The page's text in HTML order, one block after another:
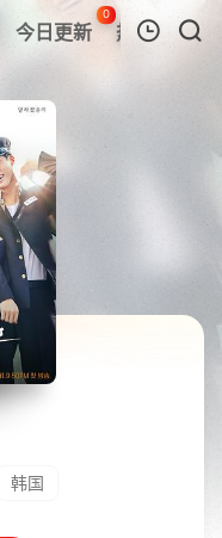
今日更新
0
热榜 APP
的记录
韩国